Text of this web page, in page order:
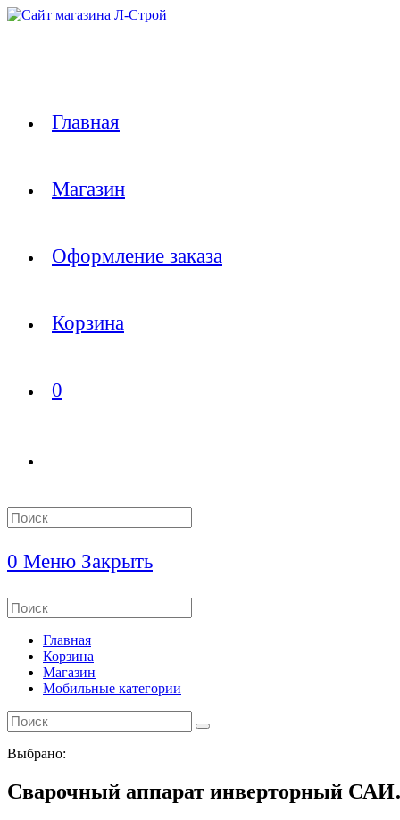
Перейти
Главная
Магазин
Оформление заказа
Корзина
0
Search
this
0 Меню Закрыть
Search
this
websiteГлавная
Корзина
Магазин
Мобильные категории
Выбрано:
Сварочный аппарат инверторный